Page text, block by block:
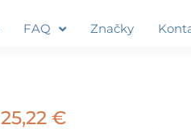
FAQ Značky
25,22 €